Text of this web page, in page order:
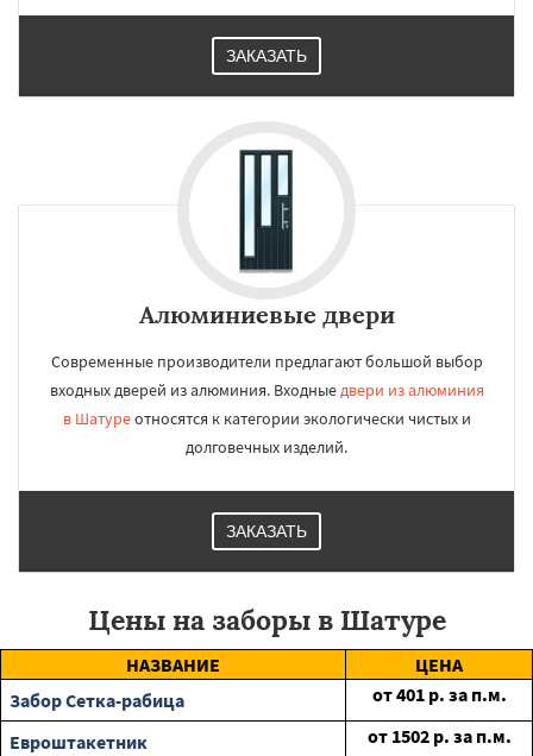
ЗАКАЗАТЬ
Алюминиевые двери
Современные производители предлагают большой выбор
входных дверей из алюминия. Входныедвери из алюминия
в Шатуреотносятся к категории экологически чистых и
долговечных изделий.
ЗАКАЗАТЬ
Цены на заборы в Шатуре
НАЗВАНИЕ
ЦЕНА
Забор Сетка-рабица
от401 р. за п.м.
Евроштакетник
от 1502 р. за п.м.